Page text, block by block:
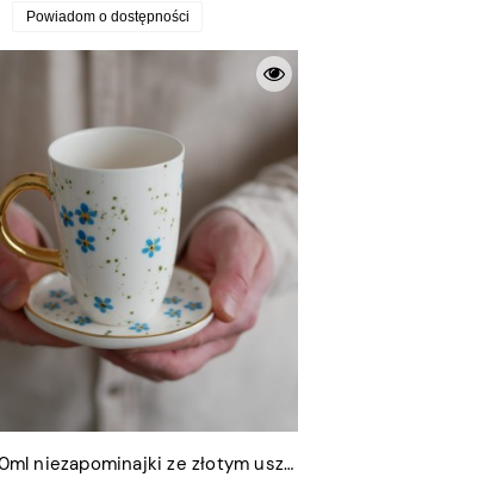
Powiadom o dostępności
Kubek 250ml niezapominajki ze złotym uszkiem + talerzyk 9x11cm